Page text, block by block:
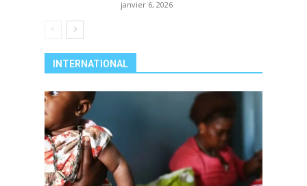
janvier 6, 2026
INTERNATIONAL